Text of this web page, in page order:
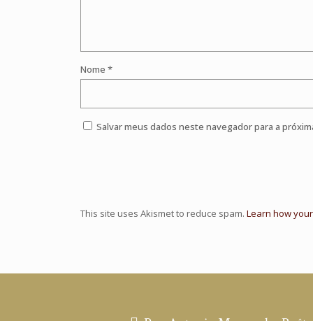
Nome *
Salvar meus dados neste navegador para a
This site uses Akismet to reduce spam. Learn how